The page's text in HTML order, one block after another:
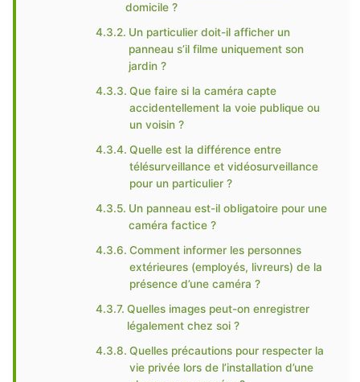
domicile ?
Un particulier doit-il afficher un
panneau s’il filme uniquement son
jardin ?
Que faire si la caméra capte
accidentellement la voie publique ou
un voisin ?
Quelle est la différence entre
télésurveillance et vidéosurveillance
pour un particulier ?
Un panneau est-il obligatoire pour une
caméra factice ?
Comment informer les personnes
extérieures (employés, livreurs) de la
présence d’une caméra ?
Quelles images peut-on enregistrer
légalement chez soi ?
Quelles précautions pour respecter la
vie privée lors de l’installation d’une